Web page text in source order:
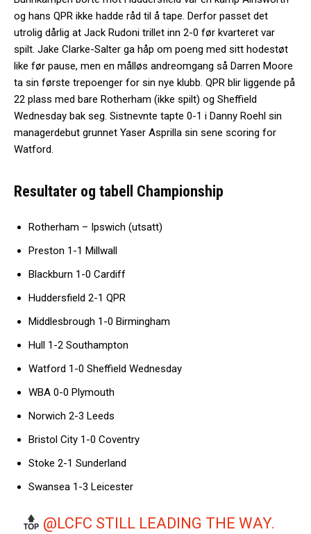
og hans QPR ikke hadde råd til å tape. Derfor passet det
utrolig dårlig at Jack Rudoni trillet inn 2-0 før kvarteret var
spilt. Jake Clarke-Salter ga håp om poeng med sitt hodestøt
like før pause, men en målløs andreomgang så Darren Moore
ta sin første trepoenger for sin nye klubb. QPR blir liggende på
22 plass med bare Rotherham (ikke spilt) og Sheffield
Wednesday bak seg. Sistnevnte tapte 0-1 i Danny Roehl sin
managerdebut grunnet Yaser Asprilla sin sene scoring for
Watford.
Resultater og tabell Championship
Rotherham – Ipswich (utsatt)
Preston 1-1 Millwall
Blackburn 1-0 Cardiff
Huddersfield 2-1 QPR
Middlesbrough 1-0 Birmingham
Hull 1-2 Southampton
Watford 1-0 Sheffield Wednesday
WBA 0-0 Plymouth
Norwich 2-3 Leeds
Bristol City 1-0 Coventry
Stoke 2-1 Sunderland
Swansea 1-3 Leicester
@LCFC STILL LEADING THE WAY.